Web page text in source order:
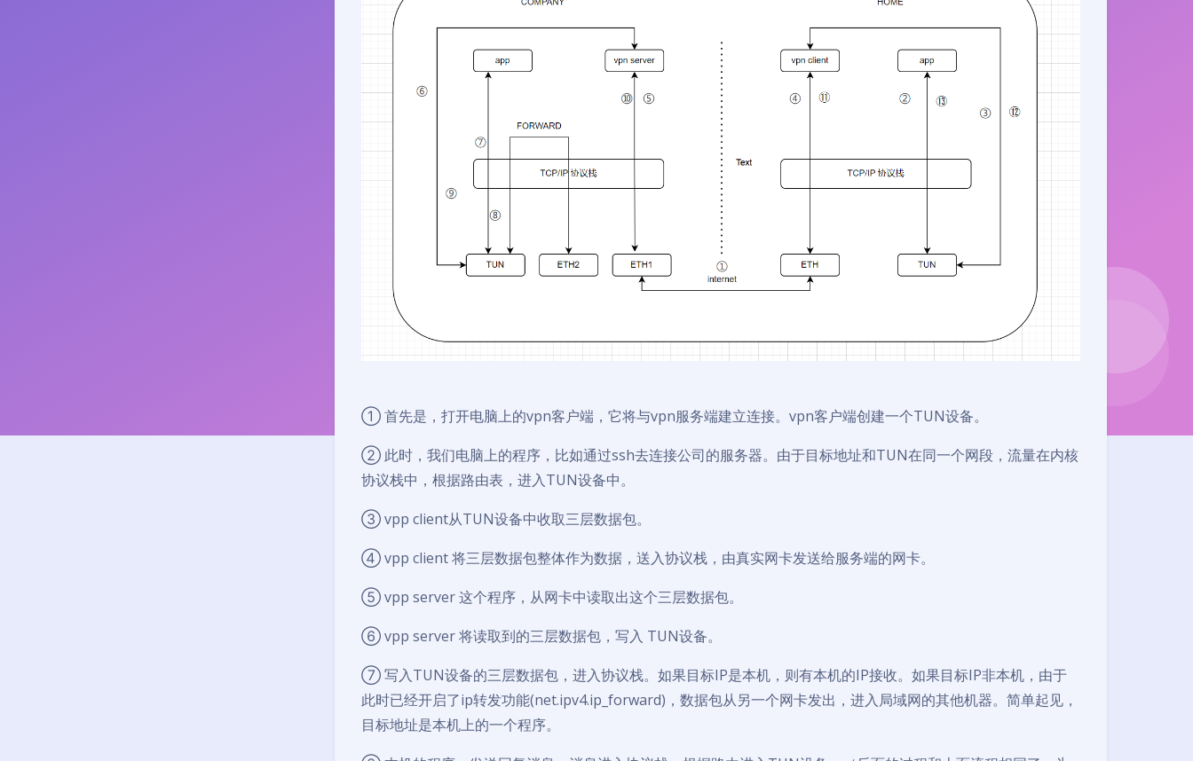
① 首先是，打开电脑上的vpn客户端，它将与vpn服务端建立连接。vpn客户端创建一个TUN设备。
② 此时，我们电脑上的程序，比如通过ssh去连接公司的服务器。由于目标地址和TUN在同一个网段，流量在内核
协议栈中，根据路由表，进入TUN设备中。
③ vpp client从TUN设备中收取三层数据包。
④ vpp client 将三层数据包整体作为数据，送入协议栈，由真实网卡发送给服务端的网卡。
⑤ vpp server 这个程序，从网卡中读取出这个三层数据包。
⑥ vpp server 将读取到的三层数据包，写入 TUN设备。
⑦ 写入TUN设备的三层数据包，进入协议栈。如果目标IP是本机，则有本机的IP接收。如果目标IP非本机，由于
此时已经开启了ip转发功能(net.ipv4.ip_forward)，数据包从另一个网卡发出，进入局域网的其他机器。简单起见，
目标地址是本机上的一个程序。